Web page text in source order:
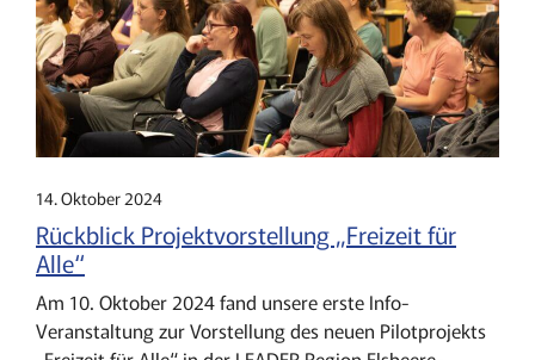
14. Oktober 2024
Rückblick Projektvorstellung „Freizeit für
Alle“
Am 10. Oktober 2024 fand unsere erste Info-
Veranstaltung zur Vorstellung des neuen Pilotprojekts